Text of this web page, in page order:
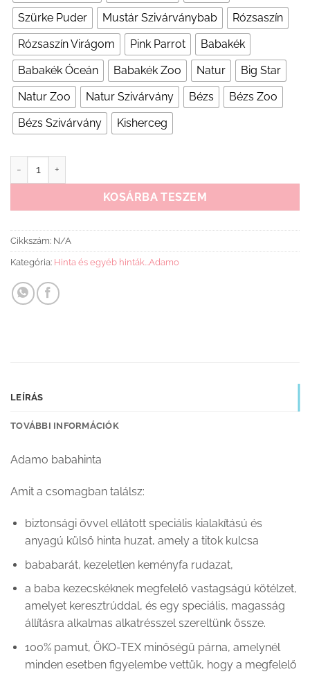
Szürke Puder
Mustár Szivárványbab
Rózsaszín
Rózsaszín Virágom
Pink Parrot
Babakék
Babakék Óceán
Babakék Zoo Natur
Big Star
Natur Zoo
Natur Szivárvány Bézs
Bézs Zoo
Bézs Szivárvány
Kisherceg
KOSÁRBA TESZEM
Cikkszám: N/A
Kategória: Hinta és egyéb hinták...Adamo
LEÍRÁS
TOVÁBBI INFORMÁCIÓK
Adamo babahinta
Amit a csomagban találsz:
biztonsági övvel ellátott speciális kialakítású és
anyagú külső hinta huzat, amely a titok kulcsa
bababarát, kezeletlen keményfa rudazat,
a baba kezecskéknek megfelelő vastagságú kötélzet,
amelyet keresztrúddal, és egy speciális, magasság
állításra alkalmas alkatrésszel szereltünk össze.
100% pamut, ÖKO-TEX minőségű párna, amelynél
minden esetben figyelembe vettük, hogy a megfelelő